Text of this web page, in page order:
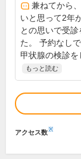
兼ねてから
いと思って2年
との思いで受診
た。 予約なし
甲状腺の検診を
もっと読む
アクセス数※